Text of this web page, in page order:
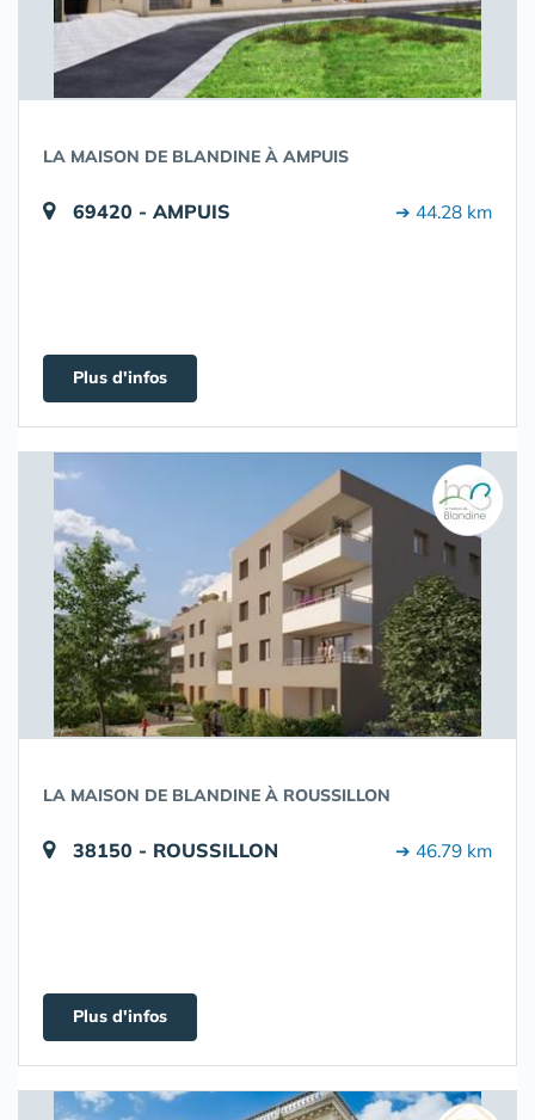
LA MAISON DE BLANDINE À AMPUIS
69420 - AMPUIS ➔ 44.28 km
Plus d'infos
LA MAISON DE BLANDINE À ROUSSILLON
38150 - ROUSSILLON ➔ 46.79 km
Plus d'infos